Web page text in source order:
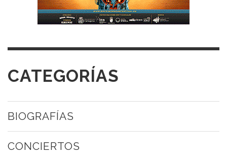
CATEGORÍAS
BIOGRAFÍAS
CONCIERTOS